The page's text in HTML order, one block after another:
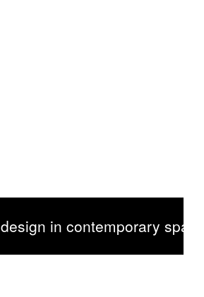
design in contemporary